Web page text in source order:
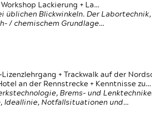
Lackierung + La…
Blickwinkeln. Der
/ chemischem Grundlage…
+ Trackwalk auf der
an der Rennstrecke + Kenntnisse zu…
Brems- und
Ideallinie, Notfallsituationen und…